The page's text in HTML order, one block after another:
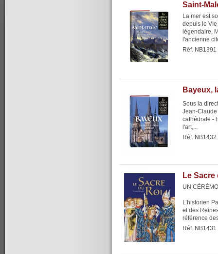
Saint-
La mer est
depuis le
légendaire,
l'ancienne
Réf. NB1391
Bayeux,
Sous la
Jean-
cathédrale -
l'art,...
Réf. NB1432
Le Sacre
UN
L’historien
et des
référence
Réf. NB1431